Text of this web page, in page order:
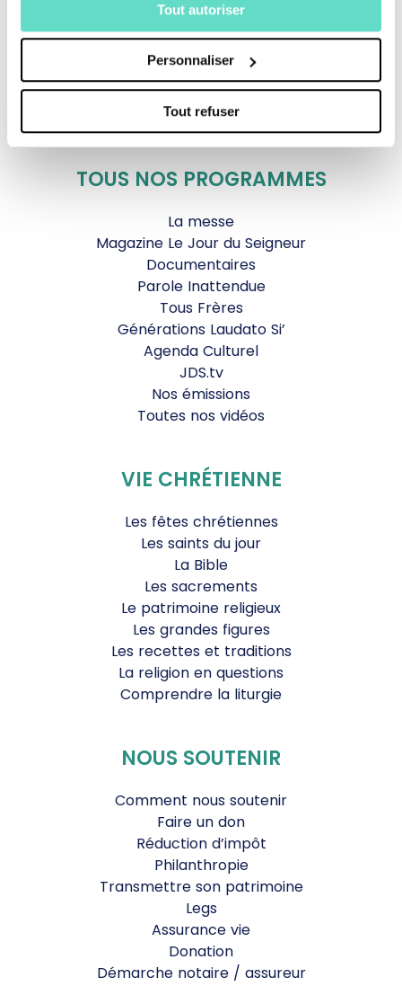
Tout autoriser
Personnaliser
Tout refuser
Je fais un don
Revoir la messe du 02 août 2026
TOUS NOS PROGRAMMES
La messe
Magazine Le Jour du Seigneur
Documentaires
Parole Inattendue
Tous Frères
Générations Laudato Si’
Agenda Culturel
JDS.tv
Nos émissions
Toutes nos vidéos
VIE CHRÉTIENNE
Les fêtes chrétiennes
Les saints du jour
La Bible
Les sacrements
Le patrimoine religieux
Les grandes figures
Les recettes et traditions
La religion en questions
Comprendre la liturgie
NOUS SOUTENIR
Comment nous soutenir
Faire un don
Réduction d’impôt
Philanthropie
Transmettre son patrimoine
Legs
Assurance vie
Donation
Démarche notaire / assureur